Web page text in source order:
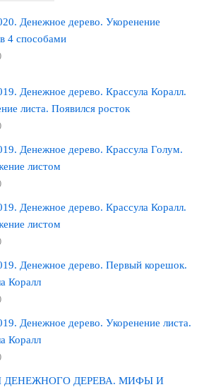
Денежное дерево. Укоренение
4 способами
Денежное дерево. Крассула Коралл.
листа. Появился росток
Денежное дерево. Крассула Голум.
листом
Денежное дерево. Крассула Коралл.
листом
Денежное дерево. Первый корешок.
Коралл
Денежное дерево. Укоренение листа.
Коралл
ДЕНЕЖНОГО ДЕРЕВА. МИФЫ И